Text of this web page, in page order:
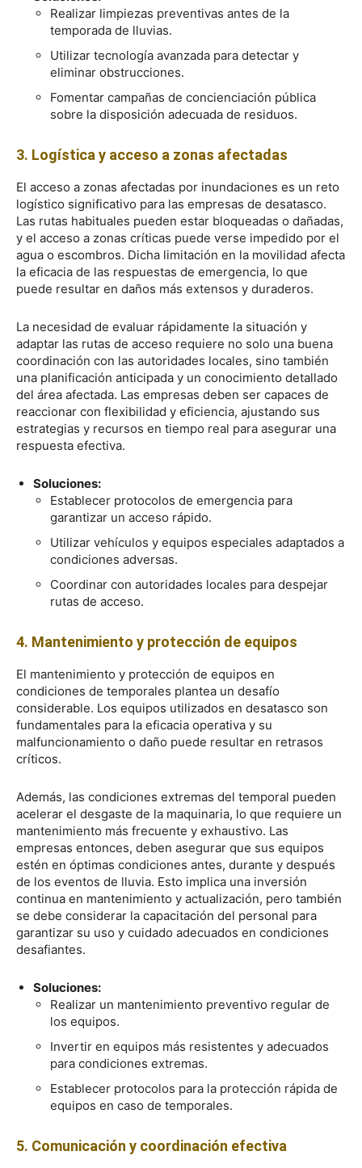
Realizar limpiezas preventivas antes de la
temporada de lluvias.
Utilizar tecnología avanzada para detectar y
eliminar obstrucciones.
Fomentar campañas de concienciación pública
sobre la disposición adecuada de residuos.
3. Logística y acceso a zonas afectadas
El acceso a zonas afectadas por inundaciones es un reto
logístico significativo para las empresas de desatasco.
Las rutas habituales pueden estar bloqueadas o dañadas,
y el acceso a zonas críticas puede verse impedido por el
agua o escombros. Dicha limitación en la movilidad afecta
la eficacia de las respuestas de emergencia, lo que
puede resultar en daños más extensos y duraderos.
La necesidad de evaluar rápidamente la situación y
adaptar las rutas de acceso requiere no solo una buena
coordinación con las autoridades locales, sino también
una planificación anticipada y un conocimiento detallado
del área afectada. Las empresas deben ser capaces de
reaccionar con flexibilidad y eficiencia, ajustando sus
estrategias y recursos en tiempo real para asegurar una
respuesta efectiva.
Soluciones:
Establecer protocolos de emergencia para
garantizar un acceso rápido.
Utilizar vehículos y equipos especiales adaptados a
condiciones adversas.
Coordinar con autoridades locales para despejar
rutas de acceso.
4. Mantenimiento y protección de equipos
El mantenimiento y protección de equipos en
condiciones de temporales plantea un desafío
considerable. Los equipos utilizados en desatasco son
fundamentales para la eficacia operativa y su
malfuncionamiento o daño puede resultar en retrasos
críticos.
Además, las condiciones extremas del temporal pueden
acelerar el desgaste de la maquinaria, lo que requiere un
mantenimiento más frecuente y exhaustivo. Las
empresas entonces, deben asegurar que sus equipos
estén en óptimas condiciones antes, durante y después
de los eventos de lluvia. Esto implica una inversión
continua en mantenimiento y actualización, pero también
se debe considerar la capacitación del personal para
garantizar su uso y cuidado adecuados en condiciones
desafiantes.
Soluciones:
Realizar un mantenimiento preventivo regular de
los equipos.
Invertir en equipos más resistentes y adecuados
para condiciones extremas.
Establecer protocolos para la protección rápida de
equipos en caso de temporales.
5. Comunicación y coordinación efectiva